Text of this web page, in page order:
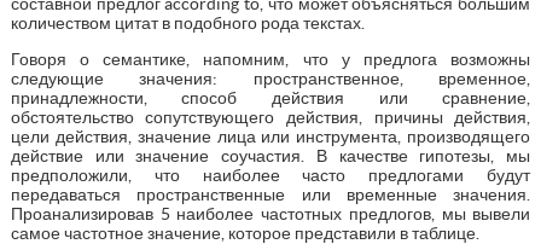
количеством цитат в подобного рода текстах.
Говоря о семантике, напомним, что у предлога возможны
следующие значения: пространственное, временное,
принадлежности, способ действия или сравнение,
обстоятельство сопутствующего действия, причины действия,
цели действия, значение лица или инструмента, производящего
действие или значение соучастия. В качестве гипотезы, мы
предположили, что наиболее часто предлогами будут
передаваться пространственные или временные значения.
Проанализировав 5 наиболее частотных предлогов, мы вывели
самое частотное значение, которое представили в таблице.